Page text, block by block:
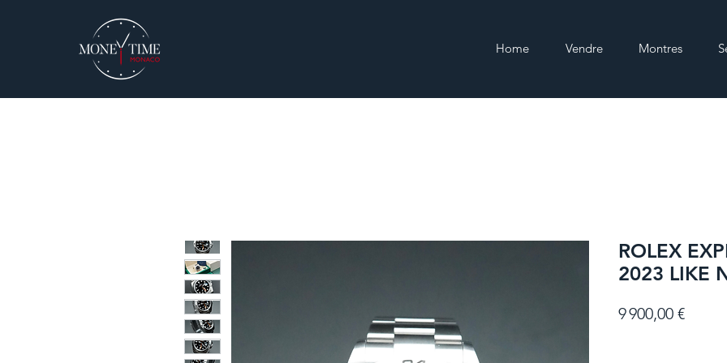
Home Vendre Montres
ROLEX
2023 LIKE
9 900,00 €Prix